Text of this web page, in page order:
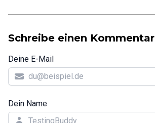
Schreibe einen Kommentar
Deine E-Mail
Dein Name